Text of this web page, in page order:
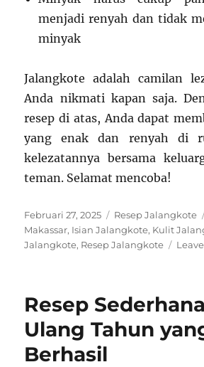
menjadi renyah dan tidak
minyak
Jalangkote adalah camilan
Anda nikmati kapan saja.
resep di atas, Anda dapat
yang enak dan renyah di
kelezatannya bersama
teman. Selamat mencoba!
Posted
on
Februari 27, 2025 Categories
Resep Jalangkote
Makassar, Isian Jalangkote, Kulit
Jalangkote, Resep Jalangkote
Resep
Ulang Tahun
Berhasil